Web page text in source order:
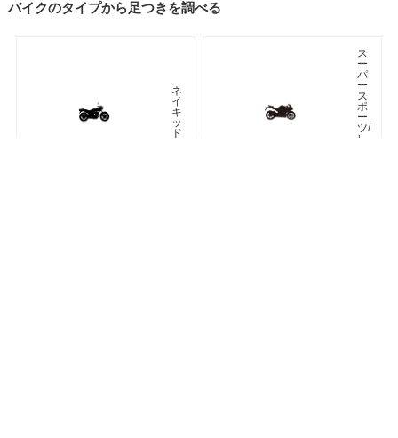
バイクのタイプから足つきを調べる
ネ
イ
キ
ッ
ド
ス
ー
パ
ー
ス
ポ
ー
ツ/
レ